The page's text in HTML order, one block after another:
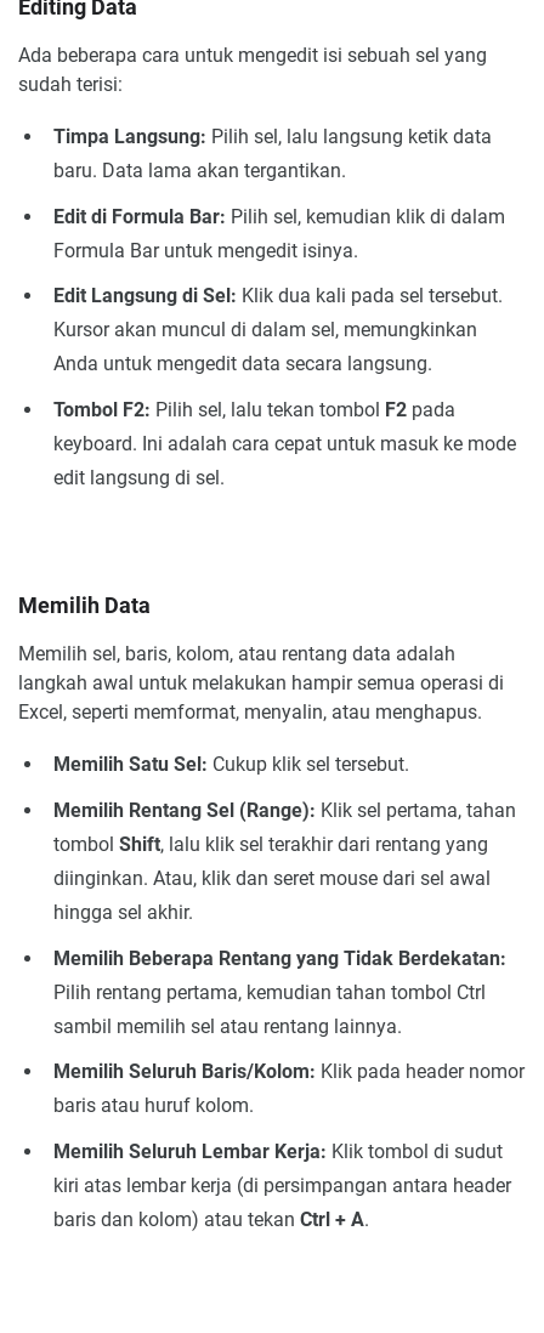
Editing Data
Ada beberapa cara untuk mengedit isi sebuah sel yang
sudah terisi:
Timpa Langsung: Pilih sel, lalu langsung ketik data
baru. Data lama akan tergantikan.
Edit di Formula Bar: Pilih sel, kemudian klik di dalam
Formula Bar untuk mengedit isinya.
Edit Langsung di Sel: Klik dua kali pada sel tersebut.
Kursor akan muncul di dalam sel, memungkinkan
Anda untuk mengedit data secara langsung.
Tombol F2: Pilih sel, lalu tekan tombol F2pada
keyboard. Ini adalah cara cepat untuk masuk ke mode
edit langsung di sel.
Memilih Data
Memilih sel, baris, kolom, atau rentang data adalah
langkah awal untuk melakukan hampir semua operasi di
Excel, seperti memformat, menyalin, atau menghapus.
Memilih Satu Sel: Cukup klik sel tersebut.
Memilih Rentang Sel (Range): Klik sel pertama, tahan
tombol Shift, lalu klik sel terakhir dari rentang yang
diinginkan. Atau, klik dan seret mouse dari sel awal
hingga sel akhir.
Memilih Beberapa Rentang yang Tidak Berdekatan:
Pilih rentang pertama, kemudian tahan tombol Ctrl
sambil memilih sel atau rentang lainnya.
Memilih Seluruh Baris/Kolom: Klik pada header nomor
baris atau huruf kolom.
Memilih Seluruh Lembar Kerja: Klik tombol di sudut
kiri atas lembar kerja (di persimpangan antara header
baris dan kolom) atau tekan Ctrl + A.